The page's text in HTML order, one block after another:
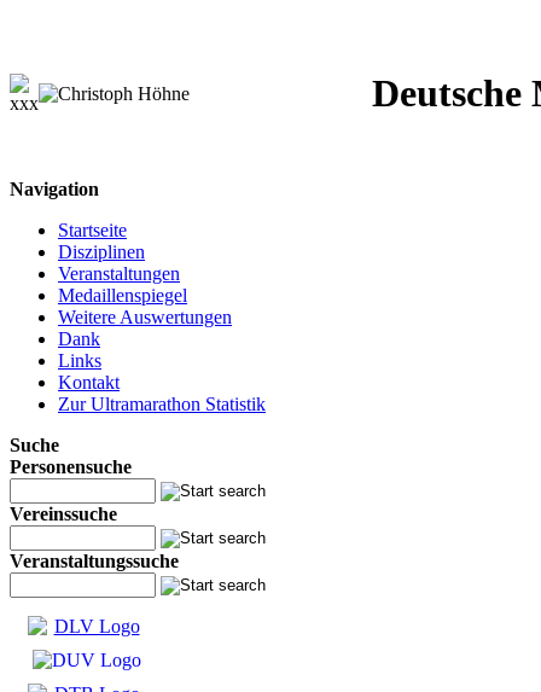
Navigation
Startseite
Disziplinen
Veranstaltungen
Medaillenspiegel
Weitere Auswertungen
Dank
Links
Kontakt
Zur Ultramarathon Statistik
Suche
Personensuche
Vereinssuche
Veranstaltungssuche